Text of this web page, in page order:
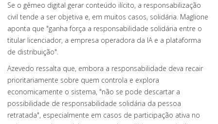
Se o gêmeo digital gerar conteúdo ilícito, a responsabilização
civil tende a ser objetiva e, em muitos casos, solidária. Maglione
aponta que "ganha força a responsabilidade solidária entre o
titular licenciador, a empresa operadora da IA e a plataforma
de distribuição".
Azevedo ressalta que, embora a responsabilidade deva recair
prioritariamente sobre quem controla e explora
economicamente o sistema, "não se pode descartar a
possibilidade de responsabilidade solidária da pessoa
retratada", especialmente em casos de participação ativa no